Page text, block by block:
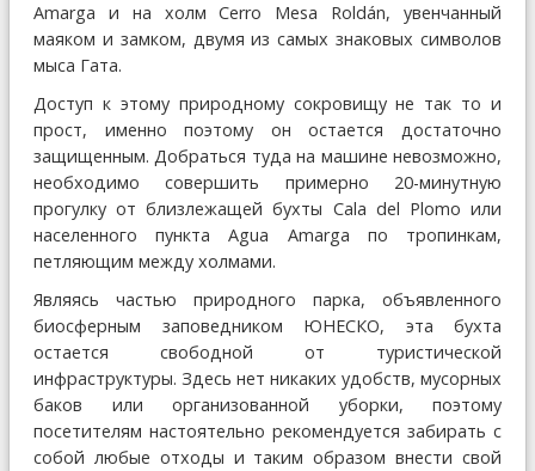
Amarga и на холм Сerro Mesa Roldán, увенчанный
маяком и замком, двумя из самых знаковых символов
мыса Гата.
Доступ к этому природному сокровищу не так то и
прост, именно поэтому он остается достаточно
защищенным. Добраться туда на машине невозможно,
необходимо совершить примерно 20-минутную
прогулку от близлежащей бухты Cala del Plomo или
населенного пункта Agua Amarga по тропинкам,
петляющим между холмами.
Являясь частью природного парка, объявленного
биосферным заповедником ЮНЕСКО, эта бухта
остается свободной от туристической
инфраструктуры. Здесь нет никаких удобств, мусорных
баков или организованной уборки, поэтому
посетителям настоятельно рекомендуется забирать с
собой любые отходы и таким образом внести свой